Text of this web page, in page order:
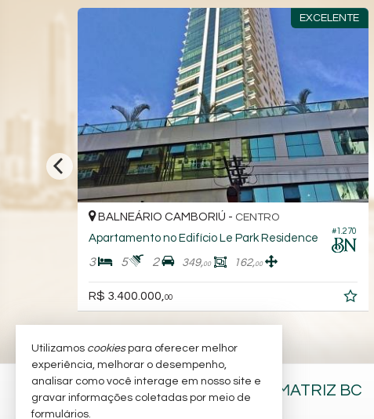
EXCELENTE
#1.270
BALNEÁRIO CAMBORIÚ -CENTRO
Apartamento no Edifício Le Park Residence
5 2 349, 00 162, 00
R$ 3.400.000,00
BARRA NOBRE IMÓVEIS - MATRIZ BC
Utilizamos cookiespara oferecer melhor
experiência, melhorar o desempenho,
analisar como você interage em nosso site e
gravar informações coletadas por meio de
formulários.